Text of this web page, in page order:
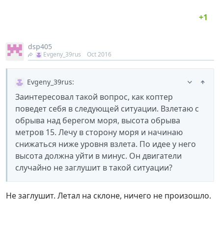
dsp405
Evgeny_39rus Oct 2016
Evgeny_39rus:
Заинтересовал такой вопрос, как коптер
поведет себя в следующей ситуации. Взлетаю с
обрыва над берегом моря, высота обрыва
метров 15. Лечу в сторону моря и начинаю
снижаться ниже уровня взлета. По идее у него
высота должна уйти в минус. Он двигатели
случайно не заглушит в такой ситуации?
Не заглушит. Летал на склоне, ничего не произошло.